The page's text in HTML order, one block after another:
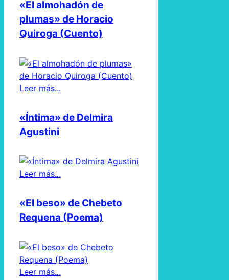
«El almohadón de
plumas» de Horacio
Quiroga (Cuento)
Leer más...
«Íntima» de Delmira
Agustini
Leer más...
«El beso» de Chebeto
Requena (Poema)
Leer más...